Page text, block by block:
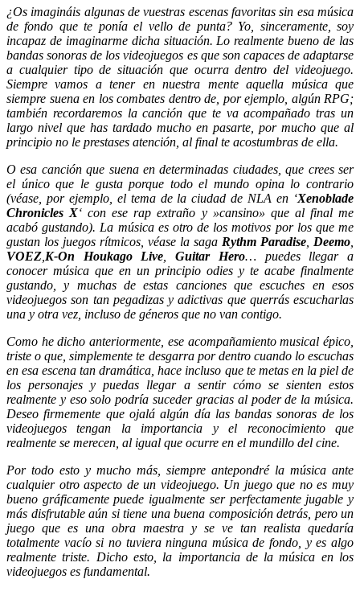
¿Os imagináis algunas de vuestras escenas favoritas sin esa música
de fondo que te ponía el vello de punta? Yo, sinceramente, soy
incapaz de imaginarme dicha situación. Lo realmente bueno de las
bandas sonoras de los videojuegos es que son capaces de adaptarse
a cualquier tipo de situación que ocurra dentro del videojuego.
Siempre vamos a tener en nuestra mente aquella música que
siempre suena en los combates dentro de, por ejemplo, algún RPG;
también recordaremos la canción que te va acompañado tras un
largo nivel que has tardado mucho en pasarte, por mucho que al
principio no le prestases atención, al final te acostumbras de ella.
O esa canción que suena en determinadas ciudades, que crees ser
el único que le gusta porque todo el mundo opina lo contrario
(véase, por ejemplo, el tema de la ciudad de NLA en ‘Xenoblade
Chronicles X‘ con ese rap extraño y »cansino» que al final me
acabó gustando). La música es otro de los motivos por los que me
gustan los juegos rítmicos, véase la saga Rythm Paradise Deemo
VOEZ K-On Houkago Live ,Guitar Hero… puedes llegar a
conocer música que en un principio odies y te acabe finalmente
gustando, y muchas de estas canciones que escuches en esos
videojuegos son tan pegadizas y adictivas que querrás escucharlas
una y otra vez, incluso de géneros que no van contigo.
Como he dicho anteriormente, ese acompañamiento musical épico,
triste o que, simplemente te desgarra por dentro cuando lo escuchas
en esa escena tan dramática, hace incluso que te metas en la piel de
los personajes y puedas llegar a sentir cómo se sienten estos
realmente y eso solo podría suceder gracias al poder de la música.
Deseo firmemente que ojalá algún día las bandas sonoras de los
videojuegos tengan la importancia y el reconocimiento que
realmente se merecen, al igual que ocurre en el mundillo del cine.
Por todo esto y mucho más, siempre antepondré la música ante
cualquier otro aspecto de un videojuego. Un juego que no es muy
bueno gráficamente puede igualmente ser perfectamente jugable y
más disfrutable aún si tiene una buena composición detrás, pero un
juego que es una obra maestra y se ve tan realista quedaría
totalmente vacío si no tuviera ninguna música de fondo, y es algo
realmente triste. Dicho esto, la importancia de la música en los
videojuegos es fundamental.